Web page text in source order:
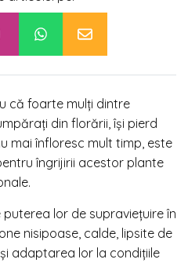
că foarte mulți dintre
din florării, își pierd
mai înfloresc mult timp, este
îngrijirii acestor plante
lor de supraviețuire în
nisipoase, calde, lipsite de
adaptarea lor la condițiile